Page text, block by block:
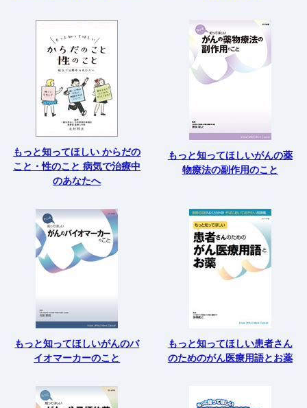
もっと知ってほしい からだの
こと・性のこと 病気で治療中
のあなたへ
もっと知ってほしいがんの薬
物療法の副作用のこと
もっと知ってほしいがんのバ
イオマーカーのこと
もっと知ってほしい患者さん
のためのがん医療用語とお薬